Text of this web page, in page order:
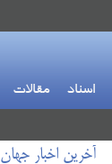
اسناد مقالات
آخرین اخبار جهان